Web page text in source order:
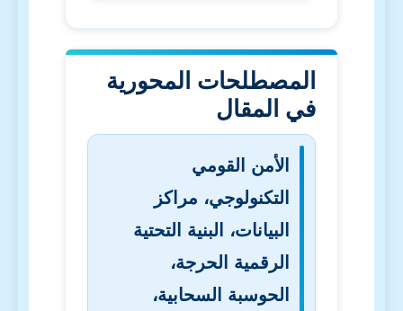
المصطلحات المحورية
في المقال
الأمن القومي
التكنولوجي، مراكز
البيانات، البنية التحتية
الرقمية الحرجة،
الحوسبة السحابية،